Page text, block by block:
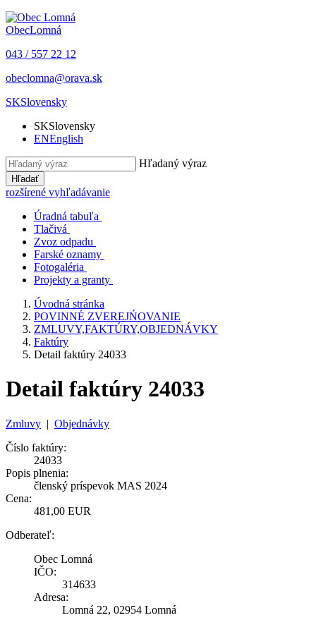
ObecLomná
043 / 557 22 12
obeclomna@orava.sk
SKSlovensky
SKSlovensky
ENEnglish
Hľadaný výraz
Hľadať
rozšírené vyhľadávanie
Úradná tabuľa
Tlačivá
Zvoz odpadu
Farské oznamy
Fotogaléria
Projekty a granty
Úvodná stránka
POVINNÉ ZVEREJŃOVANIE
ZMLUVY,FAKTÚRY,OBJEDNÁVKY
Faktúry
Detail faktúry 24033
Detail faktúry 24033
Zmluvy | Objednávky
Číslo faktúry:
24033
Popis plnenia:
členský príspevok MAS 2024
Cena:
481,00 EUR
Odberateľ:
Obec Lomná
IČO:
314633
Adresa:
Lomná 22, 02954 Lomná